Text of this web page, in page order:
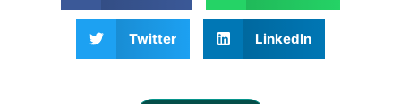
Twitter LinkedIn